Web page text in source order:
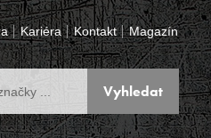
Kariéra Kontakt Magazín